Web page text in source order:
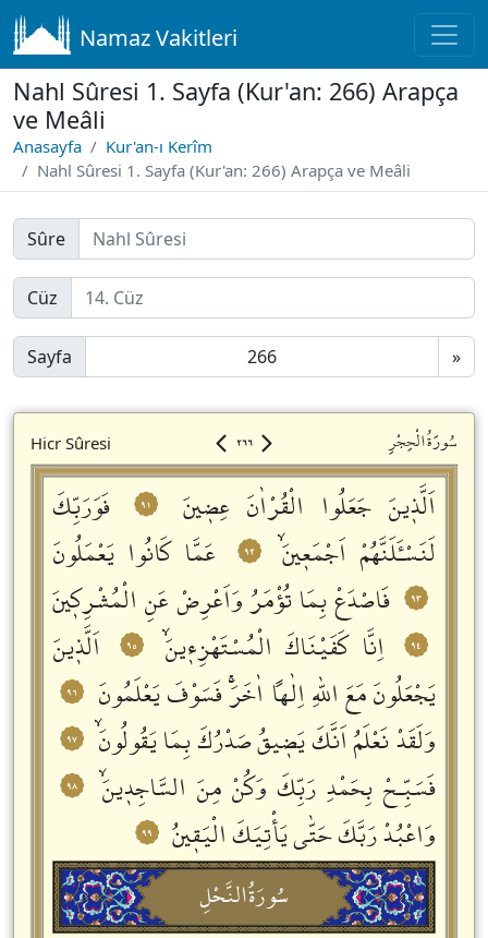
Namaz Vakitleri
Nahl Sûresi 1. Sayfa (Kur'an: 266) Arapça
ve Meâli
Anasayfa
Kur'an-ı Kerîm
Nahl Sûresi 1. Sayfa (Kur'an: 266) Arapça ve Meâli
Sûre
Cüz
Sayfa »
Hicr Sûresi ٢٦٦ سُورَةُالْحِجْرِ
اَلَّذٖينَ جَعَلُوا الْقُرْاٰنَ عِضٖينَ ٩١
فَوَرَبِّكَ
لَنَسْـَٔلَنَّهُمْ اَجْمَعٖينَۙ
٩٢ عَمَّا كَانُوا يَعْمَلُونَ
٩٣ فَاصْدَعْ بِمَا تُؤْمَرُ وَاَعْرِضْ عَنِ الْمُشْرِكٖينَ
٩٤ اِنَّا كَفَيْنَاكَ الْمُسْتَهْزِءٖينَۙ ٩٥
اَلَّذٖينَ
يَجْعَلُونَ مَعَ اللّٰهِ اِلٰهاً اٰخَرَۚ فَسَوْفَ يَعْلَمُونَ
٩٦
وَلَقَدْ نَعْلَمُ اَنَّكَ يَضٖيقُ صَدْرُكَ بِمَا يَقُولُونَۙ ٩٧
فَسَبِّـحْ بِحَمْدِ رَبِّكَ وَكُنْ مِنَ السَّاجِدٖينَۙ ٩٨
وَاعْبُدْ رَبَّكَ حَتّٰى يَأْتِيَكَ الْيَقٖينُ ٩٩
سُورَةُالنَّحْلِ